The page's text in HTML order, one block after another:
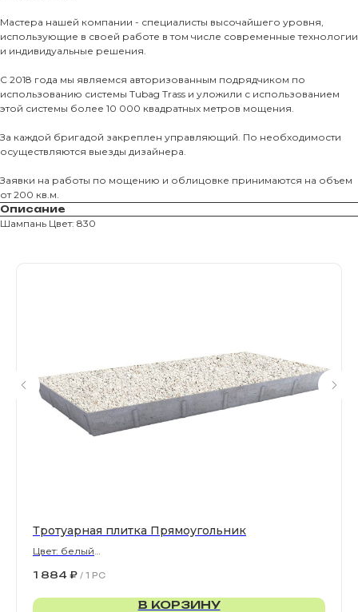
Мастера нашей компании - специалисты высочайшего уровня,
использующие в своей работе в том числе современные технологии
и индивидуальные решения.
С 2018 года мы являемся авторизованным подрядчиком по
использованию системы Tubag Trass и уложили с использованием
этой системы более 10 000 квадратных метров мощения.
За каждой бригадой закреплен управляющий. По необходимости
осуществляются выезды дизайнера.
Заявки на работы по мощению и облицовке принимаются на объем
от 200 кв.м.
Описание
Шампань Цвет: 830
Тротуарная плитка Прямоугольник
Цвет: белый
1 884 ₽ / 1 PC
В КОРЗИНУ
ИП Ильинский В.В. ИНН 501602422407
ПОМОЩЬ
Политика конфиденциальности
Навесы,